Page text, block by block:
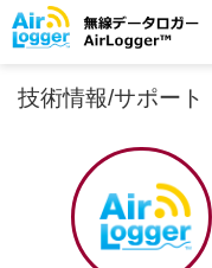
技術情報/サポート